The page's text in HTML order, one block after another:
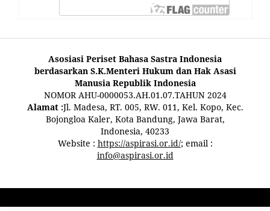
Asosiasi Periset Bahasa Sastra Indonesia
berdasarkan S.K.Menteri Hukum dan Hak Asasi
Manusia Republik Indonesia
NOMOR AHU-0000053.AH.01.07.TAHUN 2024
Alamat :Jl. Madesa, RT. 005, RW. 011, Kel. Kopo, Kec.
Bojongloa Kaler, Kota Bandung, Jawa Barat,
Indonesia, 40233
Website : https://aspirasi.or.id/; email :
info@aspirasi.or.id